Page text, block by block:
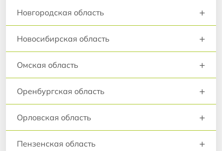
Новгородская область +
Новосибирская область +
Омская область +
Оренбургская область +
Орловская область +
Пензенская область +